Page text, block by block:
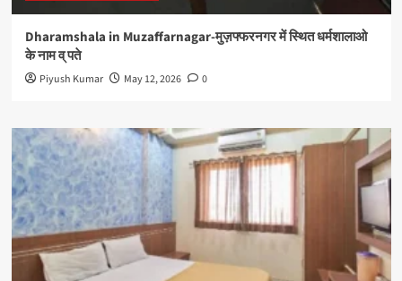
Dharamshala in Muzaffarnagar-मुज़फ्फरनगर में स्थित धर्मशालाओ
के नाम व् पते
Piyush Kumar May 12, 2026 0